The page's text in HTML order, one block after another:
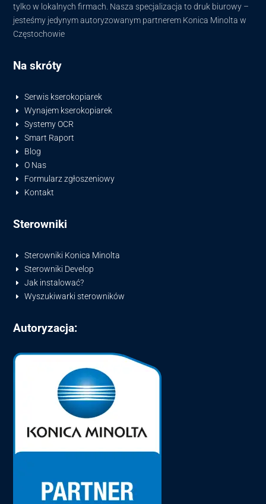
tylko w lokalnych firmach. Nasza specjalizacja to druk biurowy –
jesteśmy jedynym autoryzowanym partnerem Konica Minolta w
Częstochowie
Na skróty
E Serwis kserokopiarek
E Wynajem kserokopiarek
E Systemy OCR
E Smart Raport
E Blog
E O Nas
E Formularz zgłoszeniowy
E Kontakt
Sterowniki
E Sterowniki Konica Minolta
E Sterowniki Develop
E Jak instalować?
E Wyszukiwarki sterowników
Autoryzacja: